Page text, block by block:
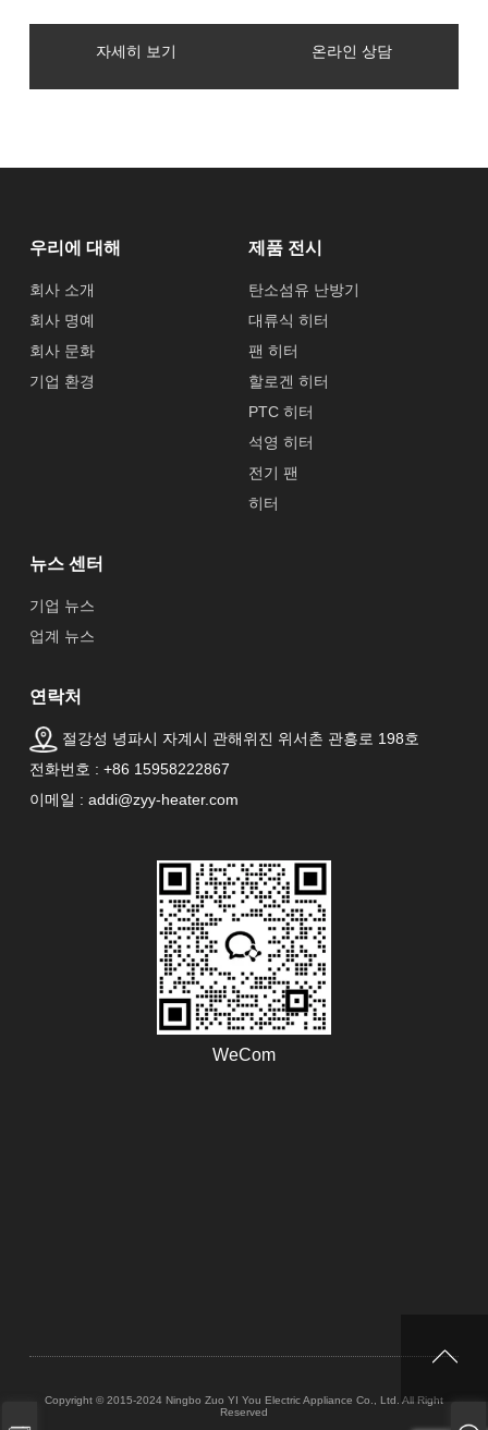
자세히 보기 온라인 상담
우리에 대해
회사 소개
회사 명예
회사 문화
기업 환경
제품 전시
탄소섬유 난방기
대류식 히터
팬 히터
할로겐 히터
PTC 히터
석영 히터
전기 팬
히터
뉴스 센터
기업 뉴스
업계 뉴스
연락처
절강성 녕파시 자계시 관해위진 위서촌 관흥로 198호
전화번호 : +86 15958222867
이메일 : addi@zyy-heater.com
WeCom
Copyright © 2015-2024 Ningbo Zuo YI You Electric Appliance Co., Ltd. All Right
Reserved